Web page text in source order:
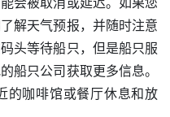
解天气预报，并随时注意
头等待船只，但是船只服
船只公司获取更多信息。
的咖啡馆或餐厅休息和放